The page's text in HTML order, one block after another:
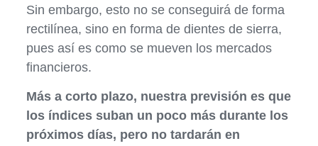
Sin embargo, esto no se conseguirá de forma
rectilínea, sino en forma de dientes de sierra,
pues así es como se mueven los mercados
financieros.
Más a corto plazo, nuestra previsión es que
los índices suban un poco más durante los
próximos días, pero no tardarán en